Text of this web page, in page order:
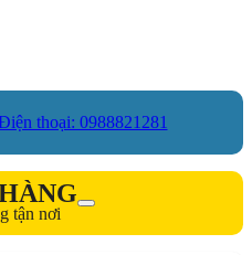
thoại: 0988821281
tận nơi